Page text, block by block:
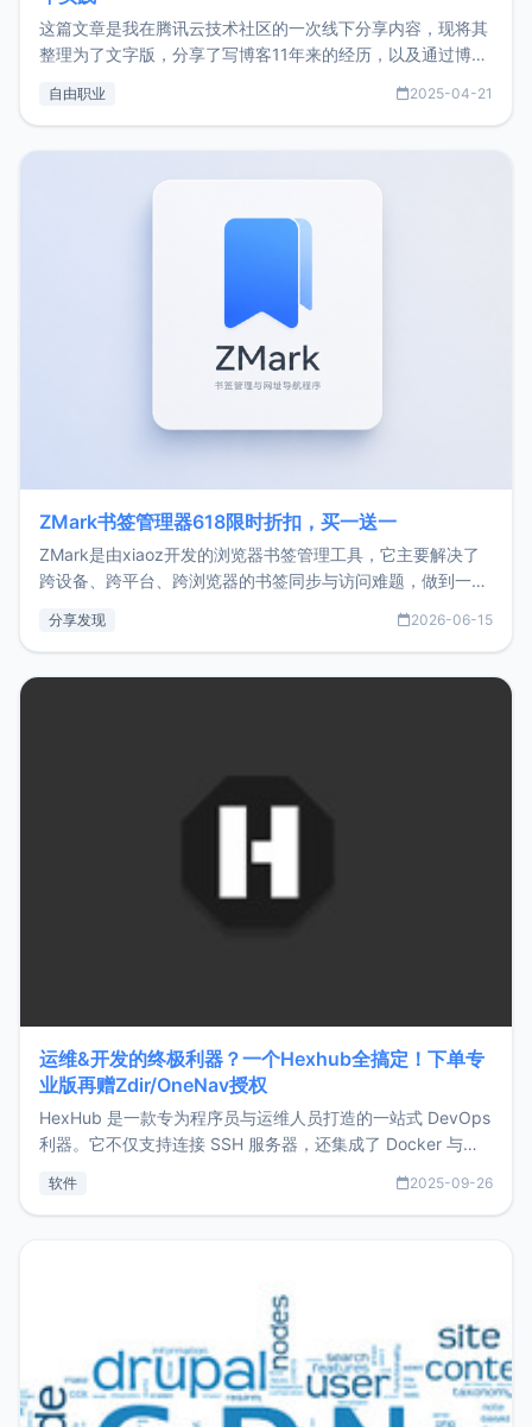
这篇文章是我在腾讯云技术社区的一次线下分享内容，现将其
整理为了文字版，分享了写博客11年来的经历，以及通过博客
了我的首个产品ImgURL的真实数据和产品现状。自我介绍大
自由职业 2025-04-21
ZMark书签管理器618限时折扣，买一送一
ZMark是由xiaoz开发的浏览器书签管理工具，它主要解决了
跨设备、跨平台、跨浏览器的书签同步与访问难题，做到一处
用，让管理更高效。ZMark官网地址：
分享发现 2026-06-15
运维&开发的终极利器？一个Hexhub全搞定！下单专
业版再赠Zdir/OneNav授权
HexHub 是一款专为程序员与运维人员打造的一站式 DevOps
利器。它不仅支持连接 SSH 服务器，还集成了 Docker 与常
件间频繁切换，仅凭 HexHub 即可同时搞定运维与数据库操
软件 2025-09-26